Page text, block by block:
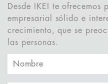
Desde IKEI te
empresarial sólido e
crecimiento, que se
las personas.